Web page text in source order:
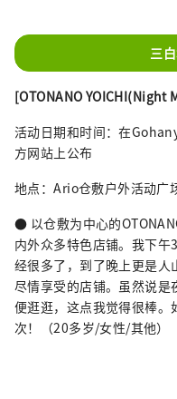
三
[OTONANO YOICHI(Night
活动日期和时间：在
方网站上公布
地点：Ario仓敷户外活动广
● 以仓敷为中心的
内外众多特色店铺。我下
经很多了，到了晚上更是
尽情享受的店铺。虽然说
便逛逛，这点我觉得很棒
次！（20多岁/女性/其他）